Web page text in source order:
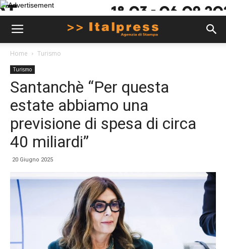
Home Turismo
Turismo
Santanchè “Per questa
estate abbiamo una
previsione di spesa di circa
40 miliardi”
20 Giugno 2025